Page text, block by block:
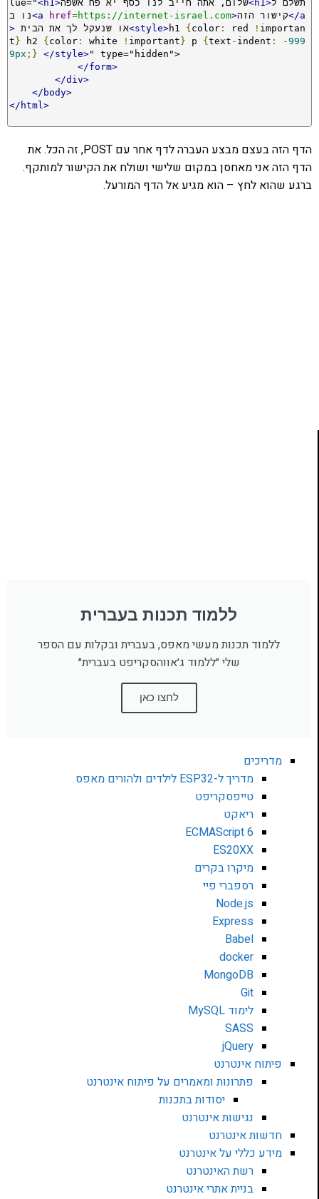
lue="<h1>שלום, אתה חייב לנו כסף יא פח אשפה<h1>תשלם ל
נו ב<a href=https://internet-israel.com>קישור הזה</a
> או שנעקל לך את הבית<style>h1 { color : red ! importan
t } h2 { color : white ! important } p { text - indent : -999
9px ;} </style>" type="hidden">
</form>
</div>
</body>
</html>
הדף הזה בעצם מבצע העברה לדף אחר עם POST, זה הכל. את
הדף הזה אני מאחסן במקום שלישי ושולח את הקישור למותקף.
ברגע שהוא לחץ – הוא מגיע אל הדף המורעל.
ללמוד תכנות בעברית
ללמוד תכנות מעשי מאפס, בעברית ובקלות עם הספר
שלי ״ללמוד ג׳אווהסקריפט בעברית״
לחצו כאן
מדריכים
מדריך ל-ESP32 לילדים ולהורים מאפס
טייפסקריפט
ריאקט
ECMAScript 6
ES20XX
מיקרו בקרים
רספברי פיי
Node.js
Express
Babel
docker
MongoDB
Git
לימוד MySQL
SASS
jQuery
פיתוח אינטרנט
פתרונות ומאמרים על פיתוח אינטרנט
יסודות בתכנות
נגישות אינטרנט
חדשות אינטרנט
מידע כללי על אינטרנט
רשת האינטרנט
בניית אתרי אינטרנט